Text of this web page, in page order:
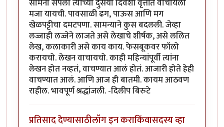
सामना संपला त्याच्या दुसया दिवशी वृत्तांत वाचायला
मजा यायची. पावसाळी ढग, पाऊस आणि मग
खेळपट्टीचा दमटपणा. सामन्याने कुस बदलली. जेव्हा
लज्जाही लज्जेने लाजते असे लेखाचे शीर्षक, असे ललित
लेख, कलाकारी असे काय काय. फेसबूकवर फॉलो
करायचो. लेखन वाचायचो. काही महिन्यांपूर्वी त्यांना
लेखन होत नव्हतं, वाचण्यात आलं होतं. आजारी होते हेही
वाचण्यात आलं. आणि आज ही बातमी. कायम आठवण
राहील. भावपूर्ण श्रद्धांजली. -दिलीप बिरुटे
प्रतिसाद देण्यासाठीलॉग इन कराकिंवासदस्य व्हा